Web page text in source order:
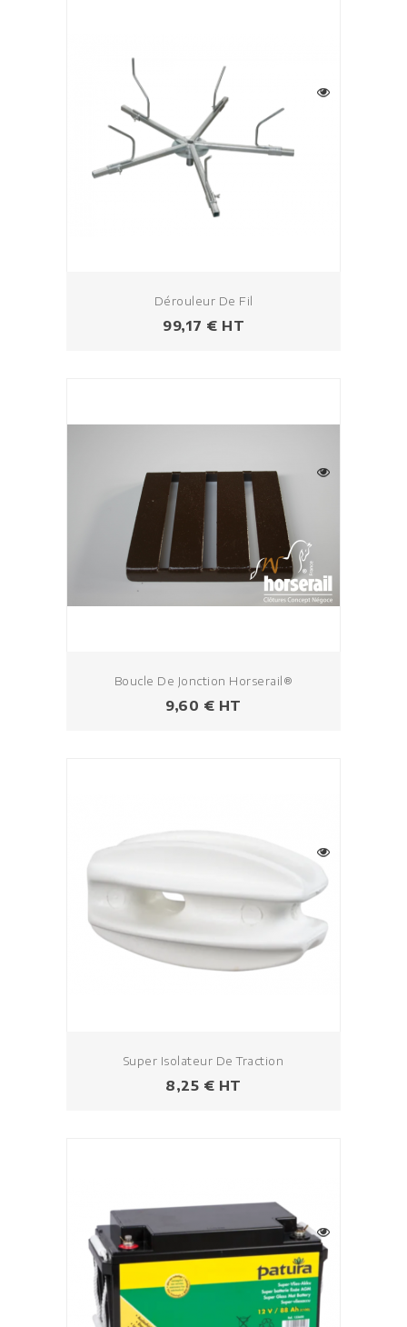
Dérouleur De Fil
Prix
99,17 € HT
Boucle De Jonction Horserail®
Prix
9,60 € HT
Super Isolateur De Traction
Prix
8,25 € HT